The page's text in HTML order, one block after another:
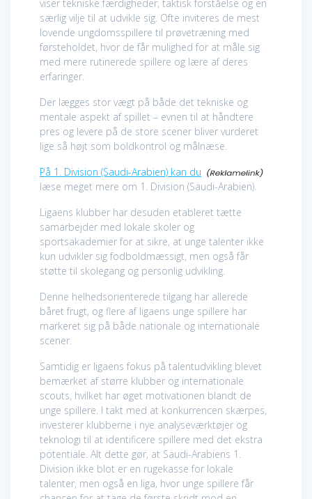
viser tekniske færdigheder, taktisk forståelse og en
særlig vilje til at udvikle sig. Ofte inviteres de mest
lovende ungdomsspillere til prøvetræning med
førsteholdet, hvor de får mulighed for at måle sig
med mere rutinerede spillere og lære af deres
erfaringer.
Der lægges stor vægt på både det tekniske og
mentale aspekt af spillet – evnen til at håndtere
pres og levere på de store scener bliver vurderet
lige så højt som boldkontrol og målnæse.
På 1. Division (Saudi-Arabien) kan du
læse meget mere om 1. Division (Saudi-Arabien).
Ligaens klubber har desuden etableret tætte
samarbejder med lokale skoler og
sportsakademier for at sikre, at unge talenter ikke
kun udvikler sig fodboldmæssigt, men også får
støtte til skolegang og personlig udvikling.
Denne helhedsorienterede tilgang har allerede
båret frugt, og flere af ligaens unge spillere har
markeret sig på både nationale og internationale
scener.
Samtidig er ligaens fokus på talentudvikling blevet
bemærket af større klubber og internationale
scouts, hvilket har øget motivationen blandt de
unge spillere. I takt med at konkurrencen skærpes,
investerer klubberne i nye analyseværktøjer og
teknologi til at identificere spillere med det ekstra
potentiale. Alt dette gør, at Saudi-Arabiens 1.
Division ikke blot er en rugekasse for lokale
talenter, men også en liga, hvor unge spillere får